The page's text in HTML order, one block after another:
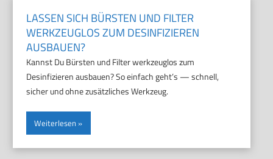
LASSEN SICH BÜRSTEN UND FILTER
WERKZEUGLOS ZUM DESINFIZIEREN
AUSBAUEN?
Kannst Du Bürsten und Filter werkzeuglos zum
Desinfizieren ausbauen? So einfach geht’s — schnell,
sicher und ohne zusätzliches Werkzeug.
Weiterlesen